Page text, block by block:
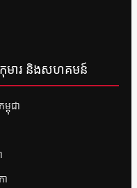
មារ និងសហគមន៍
ពុជា
ា